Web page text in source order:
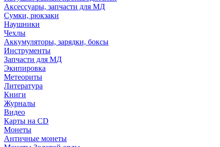
Аксессуары, запчасти для МД
Сумки, рюкзаки
Наушники
Чехлы
Аккумуляторы, зарядки, боксы
Инструменты
Запчасти для МД
Экипировка
Метеориты
Литература
Книги
Журналы
Видео
Карты на CD
Монеты
Античные монеты